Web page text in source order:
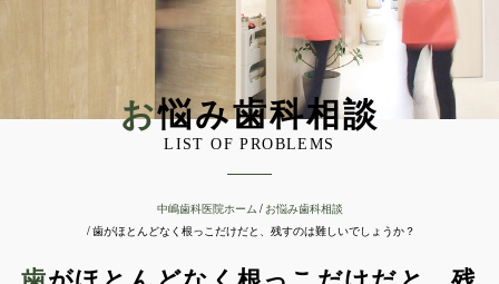
お悩み歯科相談
LIST OF PROBLEMS
中嶋歯科医院ホーム お悩み歯科相談
歯がほとんどなく根っこだけだと、残すのは難しいでしょうか？